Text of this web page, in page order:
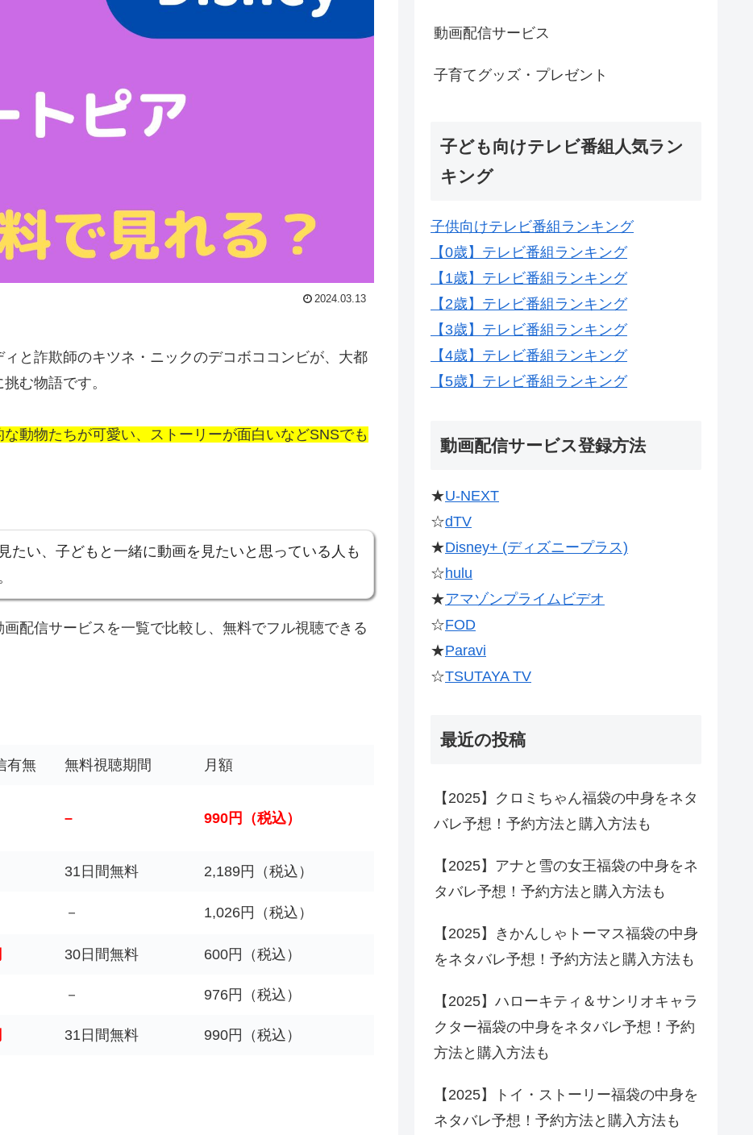
2024.03.13
ィと詐欺師のキツネ・ニックのデコボココンビが、大都
む物語です。
動物たちが可愛い、ストーリーが面白いなどSNSでも
たい、子どもと一緒に動画を見たいと思っている人も
配信サービスを一覧で比較し、無料でフル視聴できる
有無 無料視聴期間 月額
– 990円（税込）
31日間無料 2,189円（税込）
－ 1,026円（税込）
30日間無料 600円（税込）
－ 976円（税込）
31日間無料 990円（税込）
動画配信サービス
子育てグッズ・プレゼント
子ども向けテレビ番組人気ラン
キング
子供向けテレビ番組ランキング
【0歳】テレビ番組ランキング
【1歳】テレビ番組ランキング
【2歳】テレビ番組ランキング
【3歳】テレビ番組ランキング
【4歳】テレビ番組ランキング
【5歳】テレビ番組ランキング
動画配信サービス登録方法
★U-NEXT
☆dTV
★Disney+ (ディズニープラス)
☆hulu
★アマゾンプライムビデオ
☆FOD
★Paravi
☆TSUTAYA TV
最近の投稿
【2025】クロミちゃん福袋の中身をネタ
バレ予想！予約方法と購入方法も
【2025】アナと雪の女王福袋の中身をネ
タバレ予想！予約方法と購入方法も
【2025】きかんしゃトーマス福袋の中身
をネタバレ予想！予約方法と購入方法も
【2025】ハローキティ＆サンリオキャラ
クター福袋の中身をネタバレ予想！予約
方法と購入方法も
【2025】トイ・ストーリー福袋の中身を
ネタバレ予想！予約方法と購入方法も